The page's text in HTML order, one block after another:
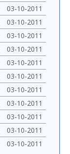
03-10-2011
03-10-2011
03-10-2011
03-10-2011
03-10-2011
03-10-2011
03-10-2011
03-10-2011
03-10-2011
03-10-2011
03-10-2011